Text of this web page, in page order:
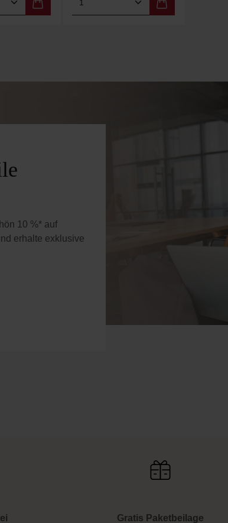
10 %* auf
erhalte exklusive
Gratis Paketbeilage